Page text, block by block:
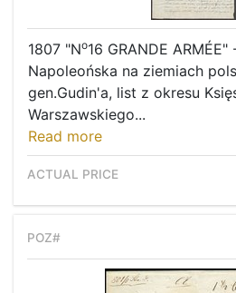
1807 "No16 GRANDE
Napoleońska na ziemiach
gen.Gudin'a, list z okresu
Warszawskiego...
Read more